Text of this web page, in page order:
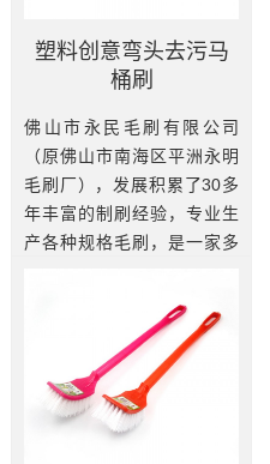
塑料创意弯头去污马
桶刷
佛山市永民毛刷有限公司
（原佛山市南海区平洲永明
毛刷厂），发展积累了30多
年丰富的制刷经验，专业生
产各种规格毛刷，是一家多
素质和精干技术熟练的员
查看更多